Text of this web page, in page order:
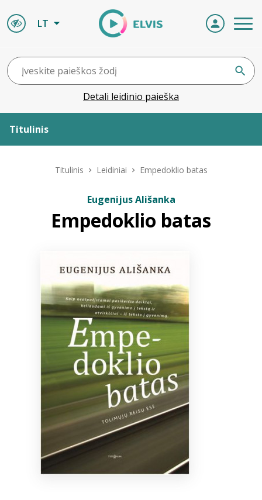
LT
Detali leidinio paieška
Titulinis
ELVIS atvyksta
Bibliotekoms
+370 667 80 541
info@elvislab.lt
Titulinis Leidiniai Empedoklio batas
Eugenijus Ališanka
Empedoklio batas